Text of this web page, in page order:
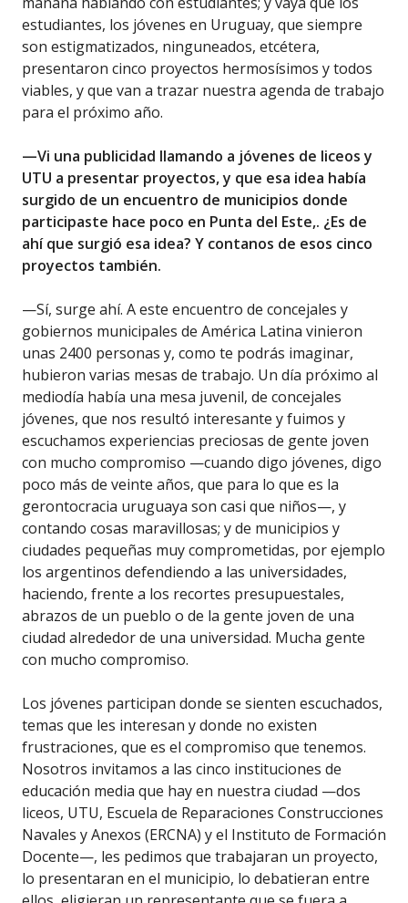
estudiantes, los jóvenes en Uruguay, que siempre
son estigmatizados, ninguneados, etcétera,
presentaron cinco proyectos hermosísimos y todos
viables, y que van a trazar nuestra agenda de trabajo
para el próximo año.
—Vi una publicidad llamando a jóvenes de liceos y
UTU a presentar proyectos, y que esa idea había
surgido de un encuentro de municipios donde
participaste hace poco en Punta del Este,. ¿Es de
ahí que surgió esa idea? Y contanos de esos cinco
proyectos también.
—Sí, surge ahí. A este encuentro de concejales y
gobiernos municipales de América Latina vinieron
unas 2400 personas y, como te podrás imaginar,
hubieron varias mesas de trabajo. Un día próximo al
mediodía había una mesa juvenil, de concejales
jóvenes, que nos resultó interesante y fuimos y
escuchamos experiencias preciosas de gente joven
con mucho compromiso —cuando digo jóvenes, digo
poco más de veinte años, que para lo que es la
gerontocracia uruguaya son casi que niños—, y
contando cosas maravillosas; y de municipios y
ciudades pequeñas muy comprometidas, por ejemplo
los argentinos defendiendo a las universidades,
haciendo, frente a los recortes presupuestales,
abrazos de un pueblo o de la gente joven de una
ciudad alrededor de una universidad. Mucha gente
con mucho compromiso.
Los jóvenes participan donde se sienten escuchados,
temas que les interesan y donde no existen
frustraciones, que es el compromiso que tenemos.
Nosotros invitamos a las cinco instituciones de
educación media que hay en nuestra ciudad —dos
liceos, UTU, Escuela de Reparaciones Construcciones
Navales y Anexos (ERCNA) y el Instituto de Formación
Docente—, les pedimos que trabajaran un proyecto,
lo presentaran en el municipio, lo debatieran entre